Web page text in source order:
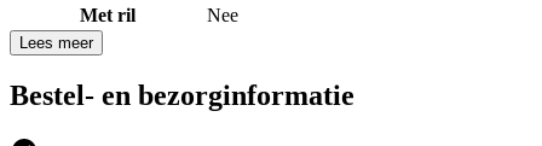
Met ril
Nee
Lees meer
Bestel- en bezorginformatie